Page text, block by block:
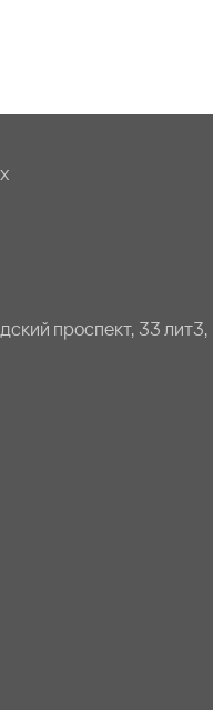
проспект, 33 лит3,